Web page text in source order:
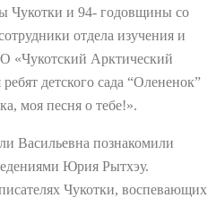
Чукотки и 94- годовщины со
отдела изучения и
«Чукотский Арктический
детского сада “Олененок”
моя песня о тебе!».
Васильевна познакомили
Юрия Рытхэу.
Чукотки, воспевающих